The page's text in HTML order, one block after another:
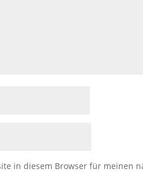
in diesem Browser für meinen